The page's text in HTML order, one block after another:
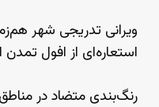
ویرانی تدریجی شهر
استعاره‌ای از افول
رنگ‌بندی متضاد در